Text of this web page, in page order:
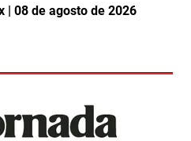
| 08 de agosto de 2026